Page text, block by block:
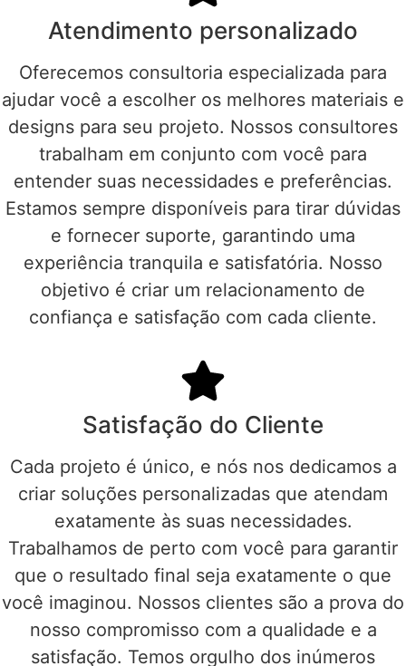
Atendimento personalizado
Oferecemos consultoria especializada para
ajudar você a escolher os melhores materiais e
designs para seu projeto. Nossos consultores
trabalham em conjunto com você para
entender suas necessidades e preferências.
Estamos sempre disponíveis para tirar dúvidas
e fornecer suporte, garantindo uma
experiência tranquila e satisfatória. Nosso
objetivo é criar um relacionamento de
confiança e satisfação com cada cliente.
Satisfação do Cliente
Cada projeto é único, e nós nos dedicamos a
criar soluções personalizadas que atendam
exatamente às suas necessidades.
Trabalhamos de perto com você para garantir
que o resultado final seja exatamente o que
você imaginou. Nossos clientes são a prova do
nosso compromisso com a qualidade e a
satisfação. Temos orgulho dos inúmeros